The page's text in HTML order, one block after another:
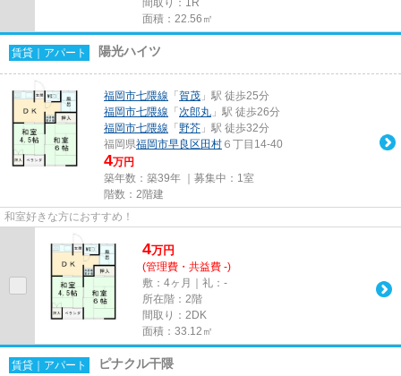
間取り：1R
面積：22.56㎡
賃貸｜アパート 陽光ハイツ
福岡市七隈線 「 賀茂 」駅 徒歩25分
福岡市七隈線 「 次郎丸 」駅 徒歩26分
福岡市七隈線 「 野芥 」駅 徒歩32分
福岡県福岡市早良区 田村 ６丁目14-40
4万円
築年数：築39年 ｜募集中： 1室
階数：2階建
和室好きな方におすすめ！
4万円
(管理費・共益費 -)
敷：4ヶ月｜礼：-
所在階：2階
間取り：2DK
面積：33.12㎡
賃貸｜アパート ピナクル干隈